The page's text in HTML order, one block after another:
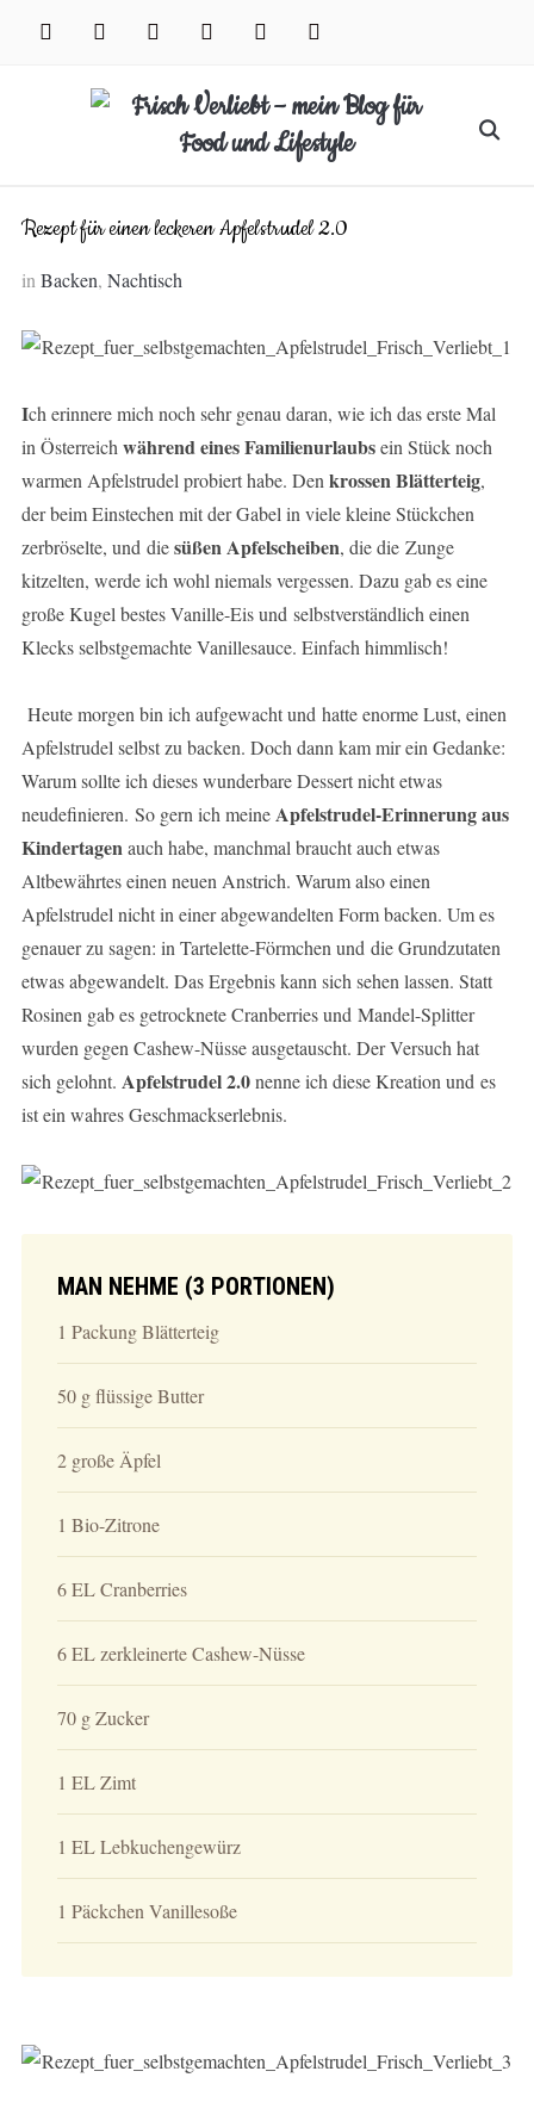
facebook instagram pinterest twitter xing youtube
Search
Rezept für einen leckeren Apfelstrudel 2.0
in Backen, Nachtisch
Ich erinnere mich noch sehr genau daran, wie ich das erste Mal
in Österreich während eines Familienurlaubsein Stück noch
warmen Apfelstrudel probiert habe. Den krossen Blätterteig,
der beim Einstechen mit der Gabel in viele kleine Stückchen
zerbröselte, und diesüßen Apfelscheiben, die die Zunge
kitzelten, werde ich wohl niemals vergessen. Dazu gab es eine
große Kugel bestes Vanille-Eis und selbstverständlich einen
Klecks selbstgemachte Vanillesauce. Einfach himmlisch!
Heute morgen bin ich aufgewacht und hatte enorme Lust, einen
Apfelstrudel selbst zu backen. Doch dann kam mir ein Gedanke:
Warum sollte ich dieses wunderbare Dessert nicht etwas
neudefinieren. So gern ich meineApfelstrudel-Erinnerung aus
Kindertagenauch habe, manchmal braucht auch etwas
Altbewährtes einen neuen Anstrich. Warum also einen
Apfelstrudel nicht in einer abgewandelten Form backen. Um es
genauer zu sagen: in Tartelette-Förmchen und die Grundzutaten
etwas abgewandelt. Das Ergebnis kann sich sehen lassen. Statt
Rosinen gab es getrocknete Cranberries und Mandel-Splitter
wurden gegen Cashew-Nüsse ausgetauscht. Der Versuch hat
sich gelohnt. Apfelstrudel 2.0nenne ich diese Kreation und es
ist ein wahres Geschmackserlebnis.
MAN NEHME (3 PORTIONEN)
1 Packung Blätterteig
50 g flüssige Butter
2 große Äpfel
1 Bio-Zitrone
6 EL Cranberries
6 EL zerkleinerte Cashew-Nüsse
70 g Zucker
1 EL Zimt
1 EL Lebkuchengewürz
1 Päckchen Vanillesoße